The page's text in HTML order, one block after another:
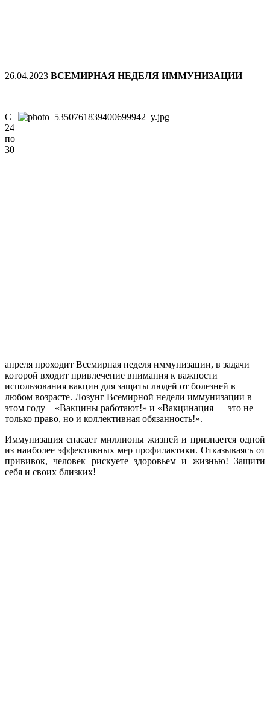
26.04.2023 ВСЕМИРНАЯ НЕДЕЛЯ ИММУНИЗАЦИИ
С
24
по
30
апреля проходит Всемирная неделя иммунизации, в задачи
которой входит привлечение внимания к важности
использования вакцин для защиты людей от болезней в
любом возрасте. Лозунг Всемирной недели иммунизации в
этом году – «Вакцины работают!» и «Вакцинация — это не
только право, но и коллективная обязанность!».
Иммунизация спасает миллионы жизней и признается одной
из наиболее эффективных мер профилактики. Отказываясь от
прививок, человек рискуете здоровьем и жизнью! Защити
себя и своих близких!